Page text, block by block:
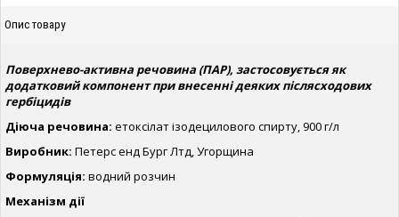
Опис товару
Поверхнево-активна речовина (ПАР), застосовується як
додатковий компонент при внесенні деяких післясходових
гербіцидів
Діюча речовина: етоксілат ізодецилового спирту, 900 г/л
Виробник: Петерс енд Бург Лтд, Угорщина
Формуляція: водний розчин
Механізм дії